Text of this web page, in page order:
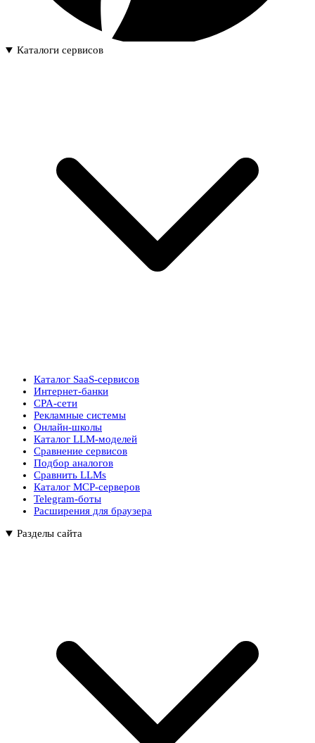
Каталоги сервисов
Каталог SaaS-сервисов
Интернет-банки
CPA-сети
Рекламные системы
Онлайн-школы
Каталог LLM-моделей
Сравнение сервисов
Подбор аналогов
Сравнить LLMs
Каталог MCP-серверов
Telegram-боты
Расширения для браузера
Разделы сайта